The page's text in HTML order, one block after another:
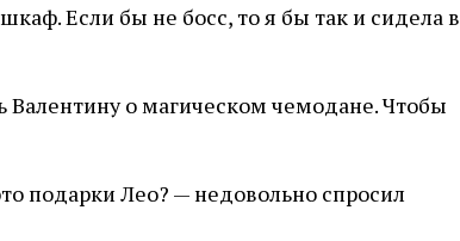
Если бы не босс, то я бы так и сидела в
Валентину о магическом чемодане. Чтобы
подарки Лео? — недовольно спросил